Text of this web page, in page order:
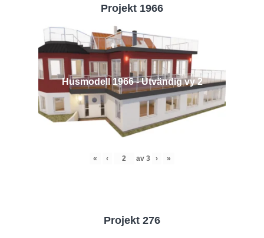
Projekt 1966
Husmodell 1966 - Utvändig vy 2
« ‹ av 3 › »
Projekt 276